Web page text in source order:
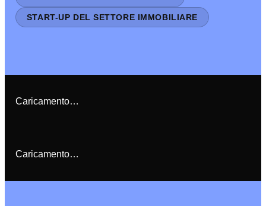
START-UP DEL SETTORE IMMOBILIARE
Caricamento…
Caricamento…